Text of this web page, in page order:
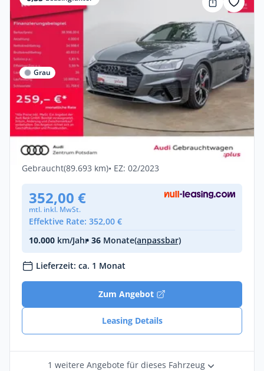
Grau
Privat & Gewerbe
Audi S4 Avant TDI quattro MATRIX NAVI
PDC VIRTUAL SHZ
Diesel • Automatik •341 PS (251 kW)
Gebraucht(89.693 km)• EZ: 02/2023
352,00 €
mtl. inkl. MwSt.
Effektive Rate: 352,00 €
10.000 km/Jahr• 36 Monate(anpassbar)
Lieferzeit: ca. 1 Monat
Zum Angebot
Leasing Details
1 weitere Angebote für dieses Fahrzeug